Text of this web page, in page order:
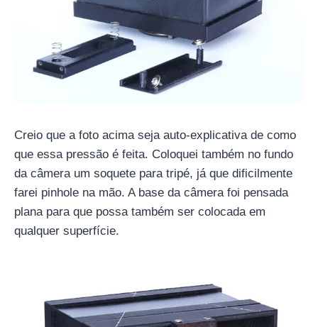
Creio que a foto acima seja auto-explicativa de como
que essa pressão é feita. Coloquei também no fundo
da câmera um soquete para tripé, já que dificilmente
farei pinhole na mão. A base da câmera foi pensada
plana para que possa também ser colocada em
qualquer superfície.